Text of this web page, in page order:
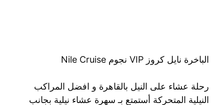
الباخرة نايل كروز VIP نجوم Nile Cruise
رحلة عشاء على النيل بالقاهرة و افضل المراكب
النيلية المتحركة أستمتع بـ سهرة عشاء نيلية بجانب